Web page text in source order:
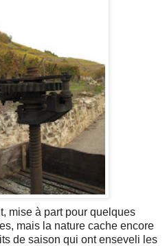
mise à part pour quelques
mais la nature cache encore
de saison qui ont enseveli les